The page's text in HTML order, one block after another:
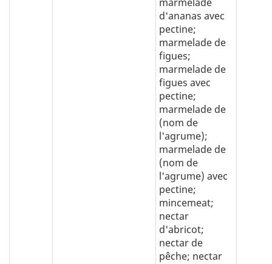
d'ananas avec
pectine;
marmelade de
figues;
marmelade de
figues avec
pectine;
marmelade de
(nom de
l'agrume);
marmelade de
(nom de
l'agrume) avec
pectine;
mincemeat;
nectar
d'abricot;
nectar de
pêche; nectar